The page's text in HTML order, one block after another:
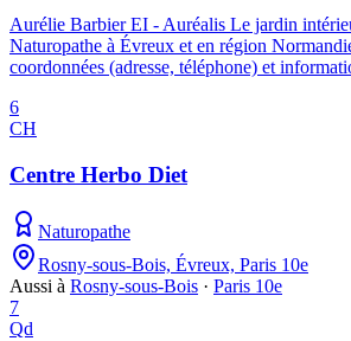
Aurélie Barbier EI - Auréalis Le jardin
Naturopathe à Évreux et en région
coordonnées (adresse, téléphone) et
6
CH
Centre Herbo Diet
Naturopathe
Rosny-sous-Bois, Évreux, Paris 10e
Aussi à Rosny-sous-Bois · Paris 10e
7
Qd